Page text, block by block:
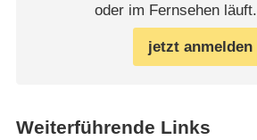
oder im Fernsehen läuft.
jetzt anmelden
Weiterführende Links